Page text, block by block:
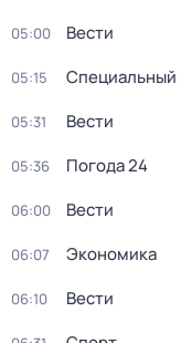
05:00 Вести
05:15 Специальный
05:31 Вести
05:36 Погода 24
06:00 Вести
06:07 Экономика
06:10 Вести